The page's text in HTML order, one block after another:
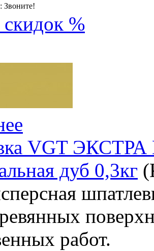
Звоните!
%
VGT
дуб 0,3кг
работ.